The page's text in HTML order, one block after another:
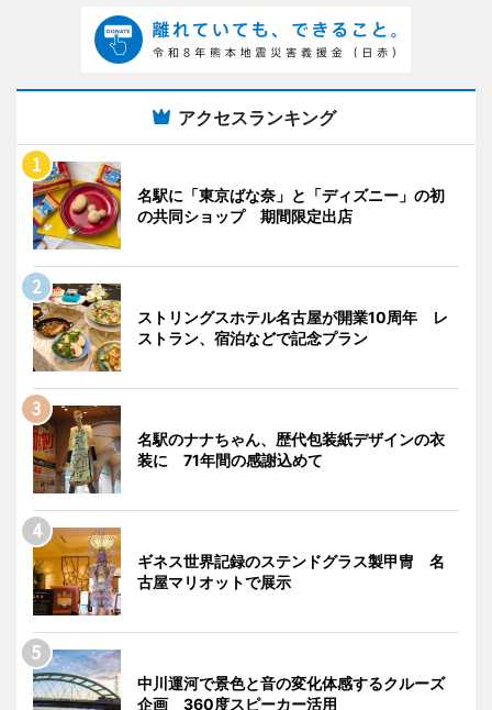
アクセスランキング
名駅に「東京ばな奈」と「ディズニー」の初
の共同ショップ 期間限定出店
ストリングスホテル名古屋が開業10周年 レ
ストラン、宿泊などで記念プラン
名駅のナナちゃん、歴代包装紙デザインの衣
装に 71年間の感謝込めて
ギネス世界記録のステンドグラス製甲冑 名
古屋マリオットで展示
中川運河で景色と音の変化体感するクルーズ
企画 360度スピーカー活用